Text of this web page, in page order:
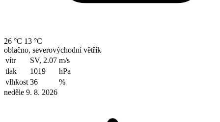
26 °C 13 °C
oblačno, severovýchodní větřík
vítr
SV, 2.07 m/s
tlak
1019
hPa
vlhkost 36
%
neděle 9. 8. 2026